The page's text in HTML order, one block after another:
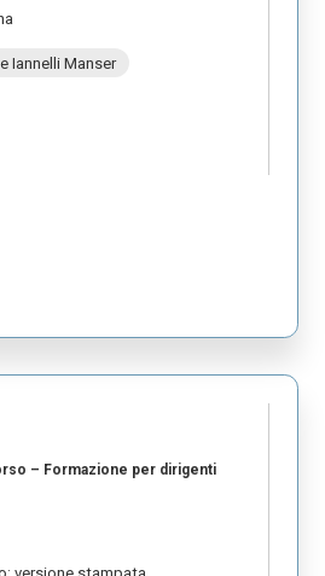
Iannelli Manser
– Formazione per dirigenti